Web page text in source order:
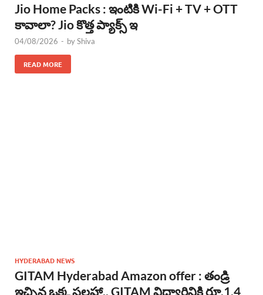
Jio Home Packs : ఇంటికి Wi-Fi + TV + OTT
కావాలా? Jio కొత్త ప్యాక్స్ ఇ
04/08/2026 - byShiva
READ MORE
HYDERABAD NEWS
GITAM Hyderabad Amazon offer : తండ్రి
ఇచ్చిన ఒక్క సలహా.. GITAM విద్యార్థినికి రూ.1.4